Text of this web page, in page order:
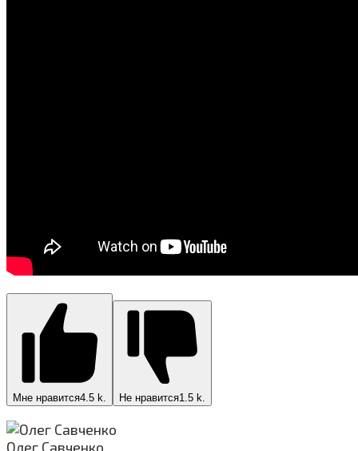
Мне нравится4.5 k. Не нравится1.5 k.
Олег Савченко